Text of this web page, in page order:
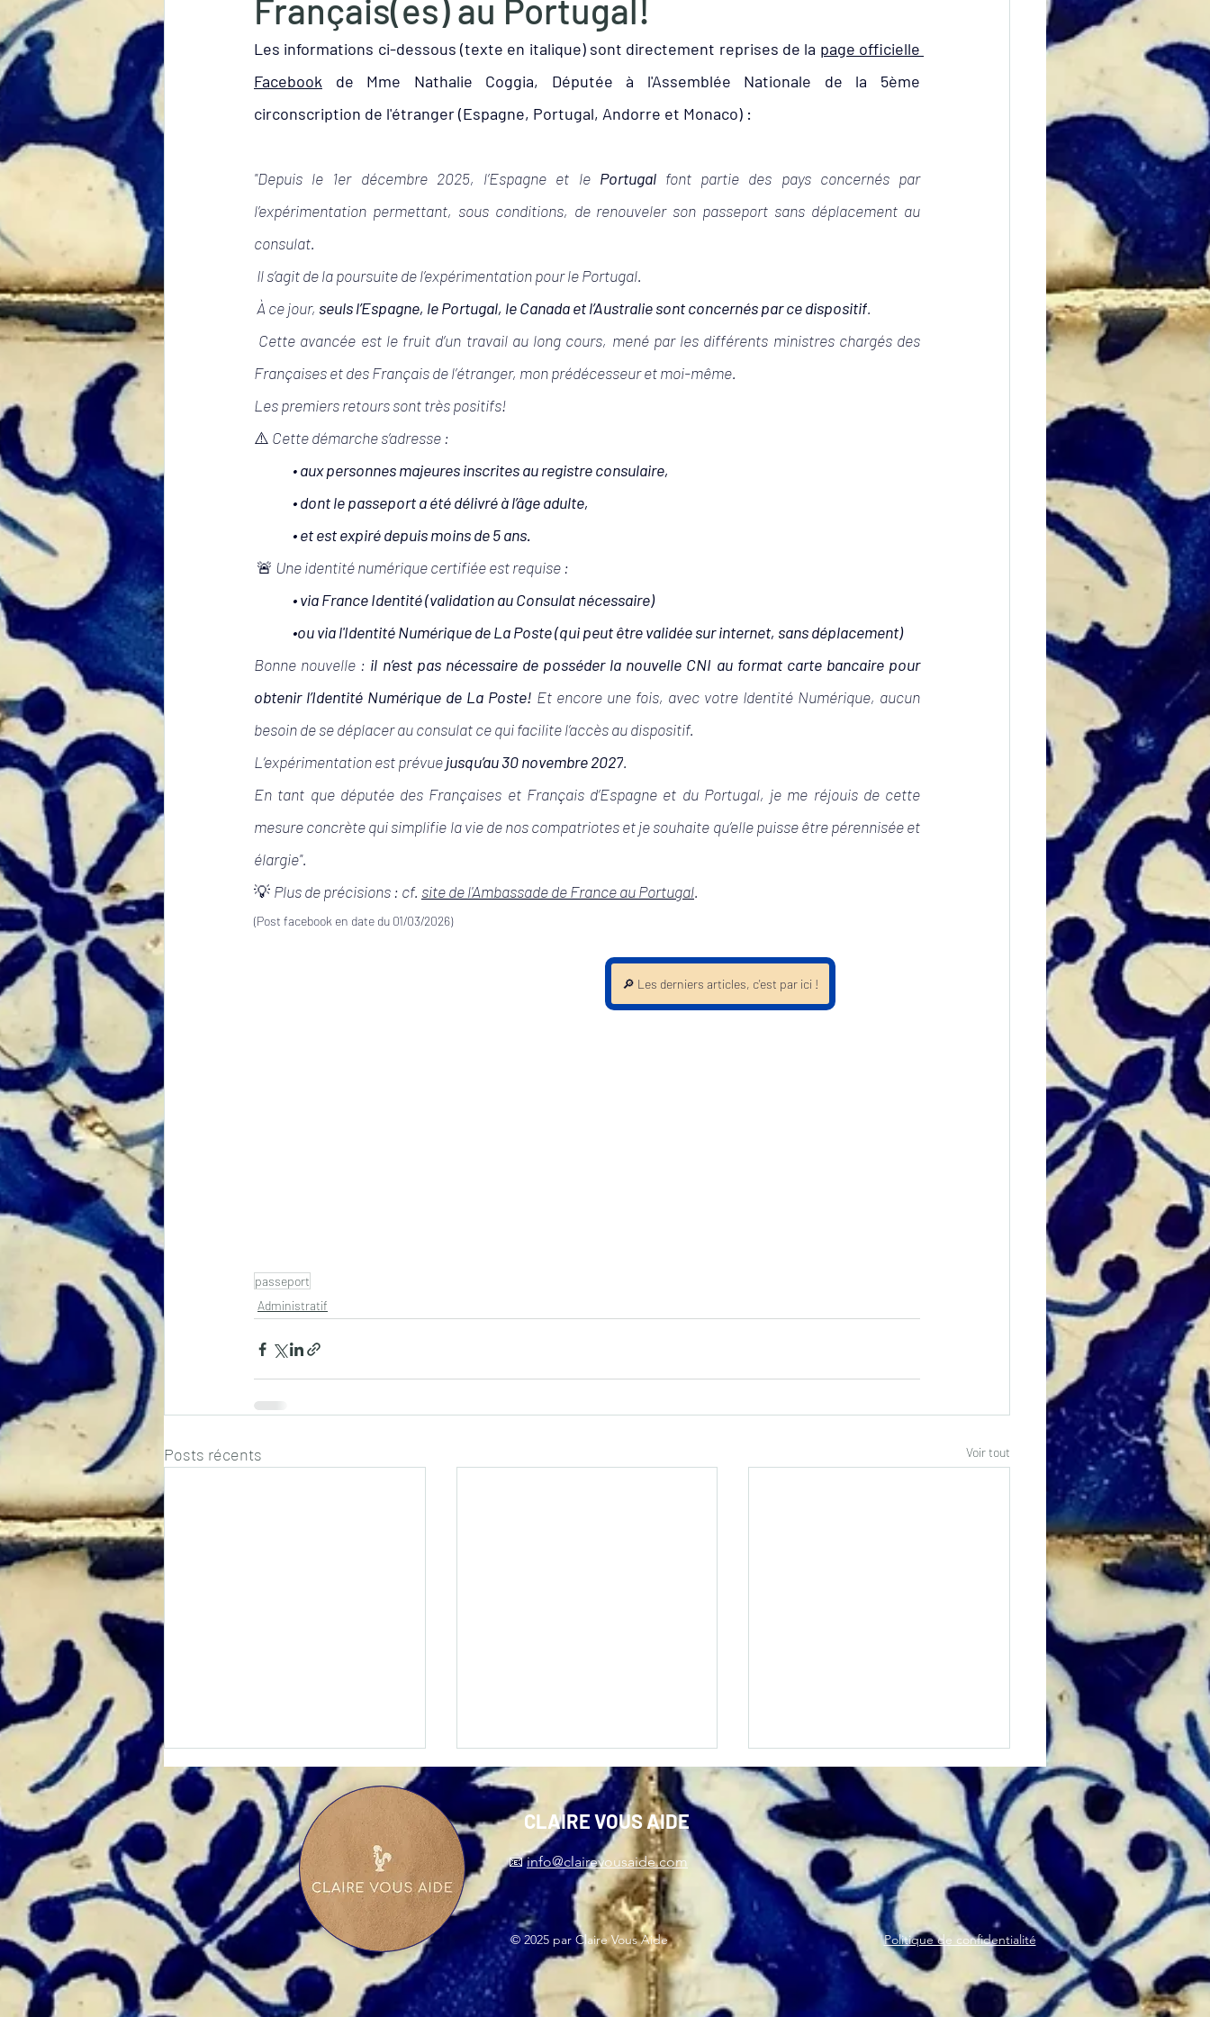
Lecture Tourisme Visite Animaux Alentejo
Événements
Français(es) au Portugal!
Les informations ci-dessous (texte en italique) sont directement reprises de la page officielle
Facebook de Mme Nathalie Coggia, Députée à l'Assemblée Nationale de la 5ème
circonscription de l'étranger (Espagne, Portugal, Andorre et Monaco) :
"Depuis le 1er décembre 2025, l’Espagne et le Portugal font partie des pays concernés par
l’expérimentation permettant, sous conditions, de renouveler son passeport sans déplacement au
consulat.
Il s’agit de la poursuite de l’expérimentation pour le Portugal.
À ce jour, seuls l’Espagne, le Portugal, le Canada et l’Australie sont concernés par ce dispositif.
Cette avancée est le fruit d’un travail au long cours, mené par les différents ministres chargés des
Françaises et des Français de l’étranger, mon prédécesseur et moi-même.
Les premiers retours sont très positifs!
⚠️ Cette démarche s’adresse :
• aux personnes majeures inscrites au registre consulaire,
• dont le passeport a été délivré à l’âge adulte,
• et est expiré depuis moins de 5 ans.
🚨 Une identité numérique certifiée est requise :
• via France Identité (validation au Consulat nécessaire)
•ou via l'Identité Numérique de La Poste (qui peut être validée sur internet, sans déplacement)
Bonne nouvelle : il n’est pas nécessaire de posséder la nouvelle CNI au format carte bancaire pour
obtenir l’Identité Numérique de La Poste! Et encore une fois, avec votre Identité Numérique, aucun
besoin de se déplacer au consulat ce qui facilite l’accès au dispositif.
L’expérimentation est prévue jusqu’au 30 novembre 2027.
En tant que députée des Françaises et Français d’Espagne et du Portugal, je me réjouis de cette
mesure concrète qui simplifie la vie de nos compatriotes et je souhaite qu’elle puisse être pérennisée et
élargie".
💡 Plus de précisions : cf. site de l'Ambassade de France au Portugal.
(Post facebook en date du 01/03/2026)
🔎 Les derniers articles, c'est par ici !
passeport
Administratif
Posts récents Voir tout
🗳 Élections consulaires de
Mai 2026 : Vérifiez votre
inscription au Registre des
Français établis hors de
France pour pouvoir voter !
📇 Processus de demande et
avantages de la Carte
nationale d'identité française
au nouveau format
S'inscrire au Registre des
Français établis hors de
France
CLAIRE VOUS AIDE
📧info@clairevousaide.com
© 2025 par Claire Vous Aide Politique de confidentialité